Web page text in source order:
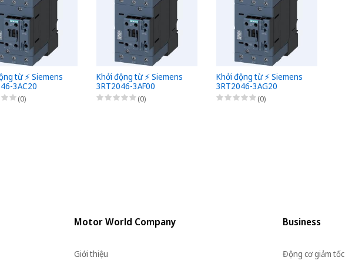
từ ⚡️ Siemens
3AC20
(0)
Khởi động từ ⚡️ Siemens
3RT2046-3AF00
(0)
Khởi động từ ⚡️ Siemens
3RT2046-3AG20
(0)
Motor World Company
Giới thiệu
Business
Động cơ giảm tốc